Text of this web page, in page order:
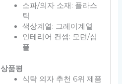
소파/의자 소재: 플라스
틱
색상계열: 그레이계열
인테리어 컨셉: 모던/심
플
상품평
식탁 의자 추천 6위 제품